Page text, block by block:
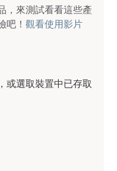
，來測試看看這些產
吧！觀看使用影片
或選取裝置中已存取